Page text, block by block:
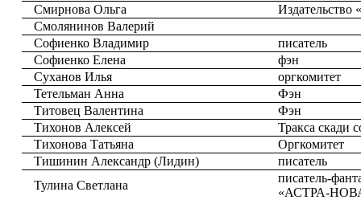
Смирнова Ольга
Издательство
Смолянинов Валерий
Софиенко Владимир
писатель
Софиенко Елена
фэн
Суханов Илья
оргкомитет
Тетельман Анна
Фэн
Титовец Валентина
Фэн
Тихонов Алексей
Тракса скади
Тихонова Татьяна
Оргкомитет
Тишинин Александр (Лидин)
писатель
Тулина Светлана
писатель-
«АСТРА-